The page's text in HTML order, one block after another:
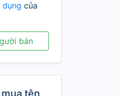
dụng của
bán